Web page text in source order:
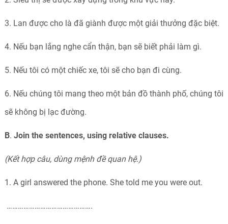
3. Lan được cho là đã giành được một giải thưởng đặc biệt.
4. Nếu bạn lắng nghe cẩn thận, bạn sẽ biết phải làm gì.
5. Nếu tôi có một chiếc xe, tôi sẽ cho bạn đi cùng.
6. Nếu chúng tôi mang theo một bản đồ thành phố, chúng tôi
sẽ không bị lạc đường.
B. Join the sentences, using relative clauses.
(Kết hợp câu, dùng mệnh đề quan hệ.)
1. A girl answered the phone. She told me you were out.
……………………………………….